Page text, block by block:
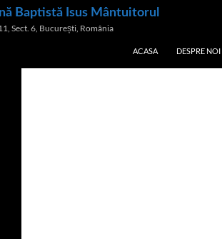
Baptistă Isus Mântuitorul
Sect. 6, București, România
ACASA DESPRE NOI